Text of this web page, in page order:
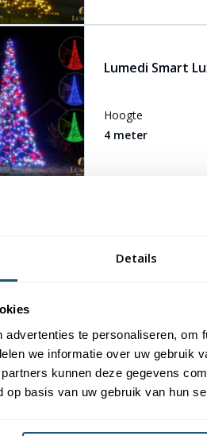
Details
te personaliseren, om
we informatie over uw gebruik
kunnen deze gegevens
basis van uw gebruik van hun
Lumedi Smart
Hoogte
4 meter